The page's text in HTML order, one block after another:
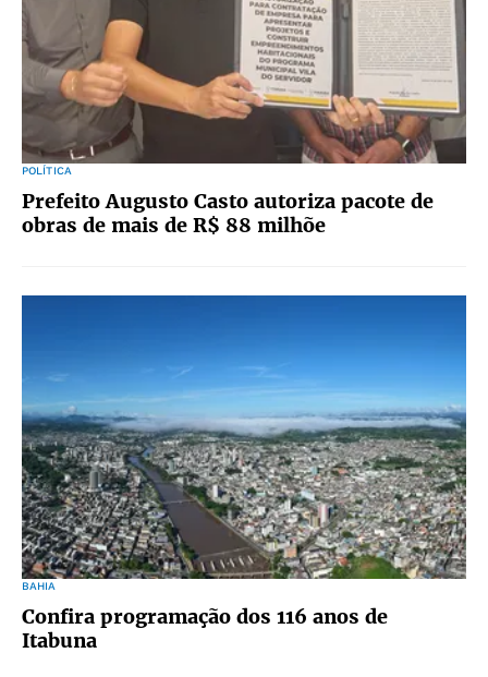
POLÍTICA
Prefeito Augusto Casto autoriza pacote de
obras de mais de R$ 88 milhõe
BAHIA
Confira programação dos 116 anos de
Itabuna